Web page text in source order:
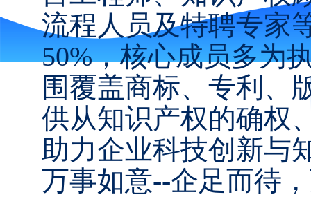
流程人员及特聘专家
50%，核心成员多为
围覆盖商标、专利、
供从知识产权的确权
助力企业科技创新与
万事如意--企足而待